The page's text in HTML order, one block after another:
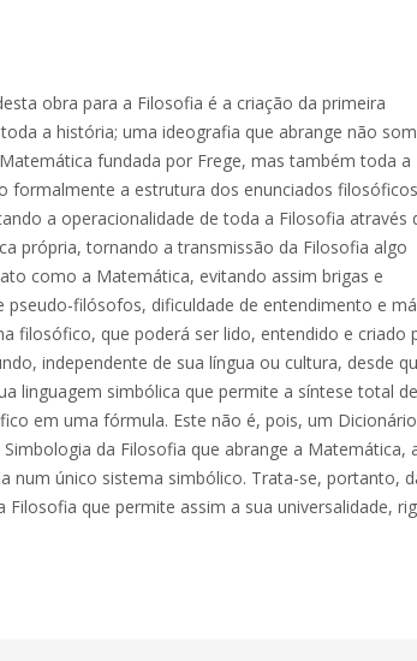
obra para a Filosofia é a criação da primeira
a história; uma ideografia que abrange não
fundada por Frege, mas também toda a
formalmente a estrutura dos enunciados
a operacionalidade de toda a Filosofia através
própria, tornando a transmissão da Filosofia algo
como a Matemática, evitando assim brigas e
pseudo-filósofos, dificuldade de entendimento e má
filosófico, que poderá ser lido, entendido e criado
independente de sua língua ou cultura, desde
linguagem simbólica que permite a síntese total de
em uma fórmula. Este não é, pois, um
da Filosofia que abrange a Matemática,
num único sistema simbólico. Trata-se, portanto,
que permite assim a sua universalidade,